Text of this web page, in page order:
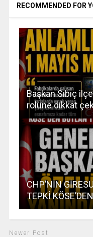
RECOMMENDED FOR
Başkan Sıbıç
rolüne dikkat
CHP’NİN
TEPKİ KÖSE’DEN
Newer Post